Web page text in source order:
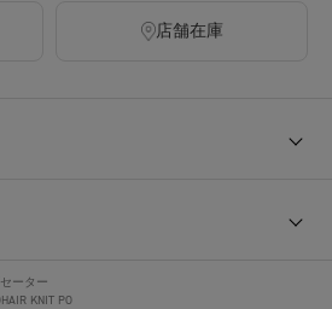
店舗在庫
ーター
KNIT PO